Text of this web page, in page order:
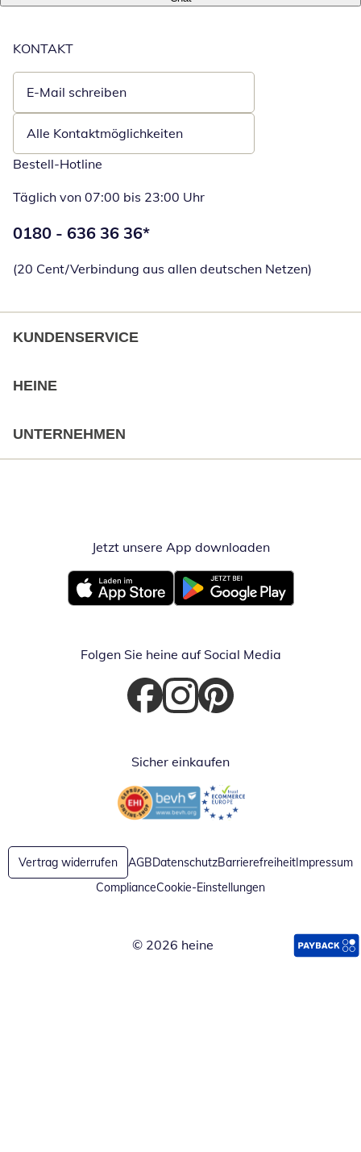
KONTAKT
E-Mail schreiben
Öffnet E-Mail-Client
Alle Kontaktmöglichkeiten
Bestell-Hotline
Täglich von 07:00 bis 23:00 Uhr
Telefonnummer:
0180 - 636 36 36*
(20 Cent/Verbindung aus allen deutschen Netzen)
KUNDENSERVICE
HEINE
UNTERNEHMEN
Jetzt unsere App downloadenÖffnet in
Öffnet in neuem FensterÖffnet in neuem Fenster
Folgen Sie heine auf Social Media
Öffnet in neuem Fenster
Öffnet in neuem Fenster
Öffnet in neuem Fenster
Sicher einkaufen
Öffnet in neuem FensterÖffnet in neuem Fenster
Vertrag widerrufen AGBDatenschutzBarrierefreiheitImpressum
ComplianceCookie-Einstellungen
© 2026 heine